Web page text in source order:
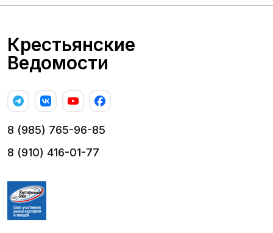
Крестьянские
Ведомости
8 (985) 765-96-85
8 (910) 416-01-77